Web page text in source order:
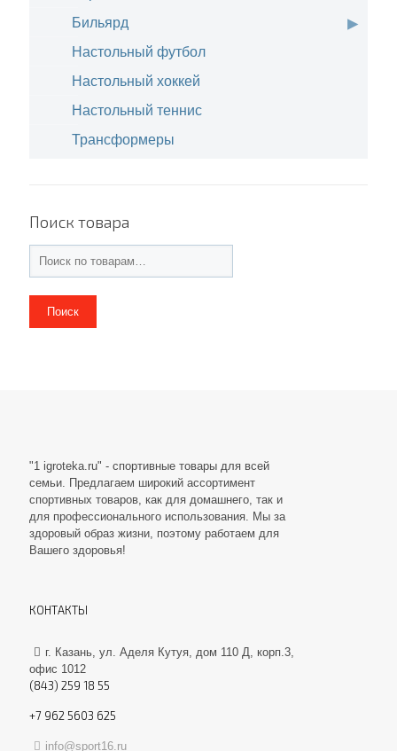
Бильярд
Настольный футбол
Настольный хоккей
Настольный теннис
Трансформеры
Поиск товара
Поиск
"1 igroteka.ru" - спортивные товары для всей
семьи. Предлагаем широкий ассортимент
спортивных товаров, как для домашнего, так и
для профессионального использования. Мы за
здоровый образ жизни, поэтому работаем для
Вашего здоровья!
КОНТАКТЫ
г. Казань, ул. Аделя Кутуя, дом 110 Д, корп.3,
офис 1012
(843) 259 18 55
+7 962 5603 625
info@sport16.ru